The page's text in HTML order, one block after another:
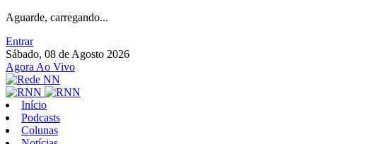
Aguarde, carregando...
Entrar
Sábado, 08 de Agosto 2026
Agora Ao Vivo
Início
Podcasts
Colunas